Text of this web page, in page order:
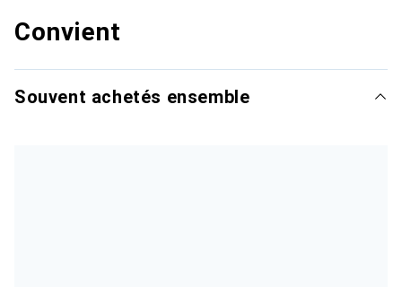
Convient
Souvent achetés ensemble